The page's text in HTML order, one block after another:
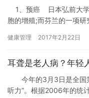
洗澡是人的身心最放松
地采用冷热水交替浴，或
增强男子的性功能。在锻
臭汗，还能使身心获得彻
热水坐浴可以用来治疗
松弛、血管扩张、血液
收，并可以使患者感到温
1、预癌 日本弘前大学
胞的增殖;而芬兰的一项
克星;法国国家健康医学研
健康管理 2017年2月22日
耳聋是老人病？年轻
今年的3月3日是全国第
听力”。根据2006年的统